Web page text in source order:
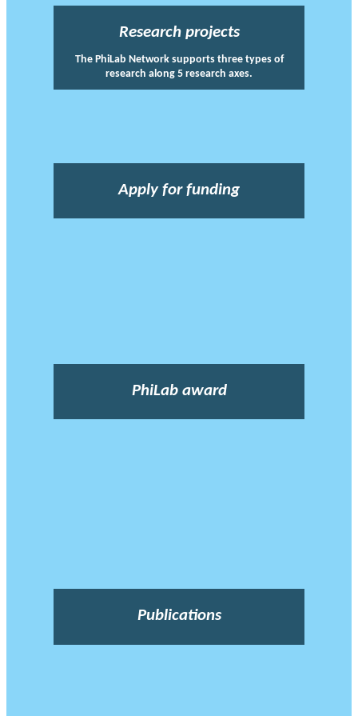
Research projects
The PhiLab Network supports three types of
research along 5 research axes.
Apply for funding
PhiLab award
Publications